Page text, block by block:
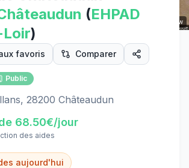
Street View
(EHPAD
)
favoris Comparer
Public
28200 Châteaudun
68.50€/jour
des aides
aujourd'hui